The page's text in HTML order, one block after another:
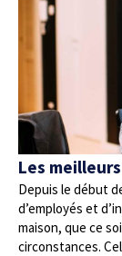
Les
Depuis le début
d’employés et
maison, que ce
circonstances.